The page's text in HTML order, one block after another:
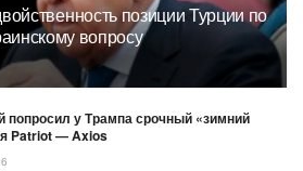
позиции Турции по
вопросу
попросил у Трампа срочный «зимний
Patriot — Axios